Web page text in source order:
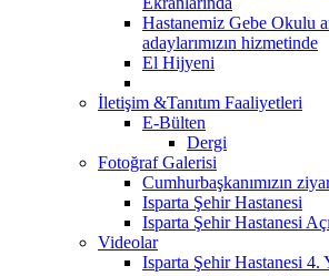
Hastanemiz Gebe Okulu
adaylarımızın hizmetinde
El Hijyeni
İletişim &Tanıtım Faaliyetleri
E-Bülten
Dergi
Fotoğraf Galerisi
Cumhurbaşkanımızın
Isparta Şehir Hastanesi
Isparta Şehir Hastanesi
Videolar
Isparta Şehir Hastanesi 4.